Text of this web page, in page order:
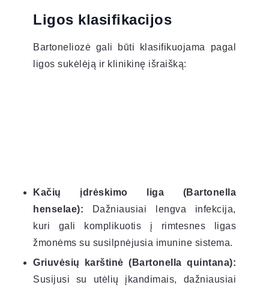
Ligos klasifikacijos
Bartoneliozė gali būti klasifikuojama pagal
ligos sukėlėją ir klinikinę išraišką:
Kačių įdrėskimo liga (Bartonella
henselae): Dažniausiai lengva infekcija,
kuri gali komplikuotis į rimtesnes ligas
žmonėms su susilpnėjusia imunine sistema.
Griuvėsių karštinė (Bartonella quintana):
Susijusi su utėlių įkandimais, dažniausiai